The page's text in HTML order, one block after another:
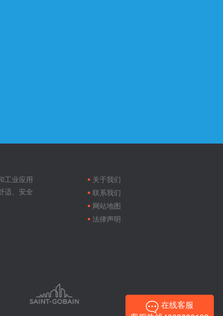
工业应用
适、安全
关于我们
联系我们
网站地图
法律声明
在线客服